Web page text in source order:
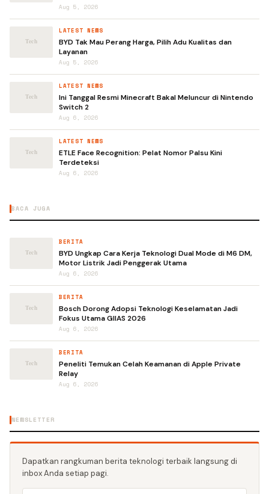
Aug 5, 2026
LATEST NEWS
BYD Tak Mau Perang Harga, Pilih Adu Kualitas dan
Layanan
Aug 5, 2026
LATEST NEWS
Ini Tanggal Resmi Minecraft Bakal Meluncur di Nintendo
Switch 2
Aug 6, 2026
LATEST NEWS
ETLE Face Recognition: Pelat Nomor Palsu Kini
Terdeteksi
Aug 6, 2026
BACA JUGA
BERITA
BYD Ungkap Cara Kerja Teknologi Dual Mode di M6 DM,
Motor Listrik Jadi Penggerak Utama
Aug 6, 2026
BERITA
Bosch Dorong Adopsi Teknologi Keselamatan Jadi
Fokus Utama GIIAS 2026
Aug 6, 2026
BERITA
Peneliti Temukan Celah Keamanan di Apple Private
Relay
Aug 6, 2026
NEWSLETTER
Dapatkan rangkuman berita teknologi terbaik langsung di
inbox Anda setiap pagi.